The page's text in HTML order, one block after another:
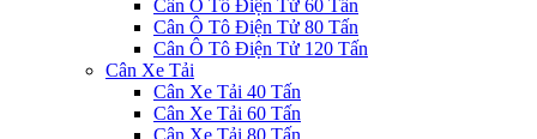
Cân Ô Tô Điện Tử 60 Tấn
Cân Ô Tô Điện Tử 80 Tấn
Cân Ô Tô Điện Tử 120 Tấn
Cân Xe Tải
Cân Xe Tải 40 Tấn
Cân Xe Tải 60 Tấn
Cân Xe Tải 80 Tấn